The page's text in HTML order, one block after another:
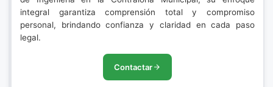
integral garantiza comprensión total y compromiso
personal, brindando confianza y claridad en cada paso
legal.
Contactar